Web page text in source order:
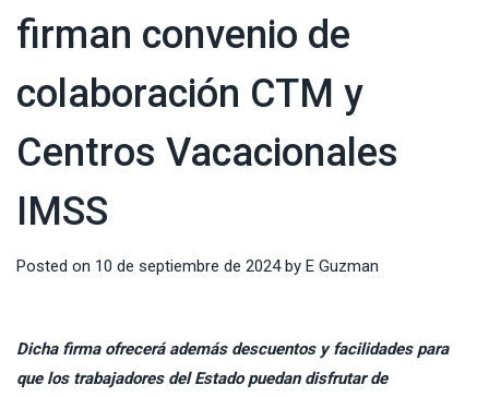
firman convenio de
colaboración CTM y
Centros Vacacionales
IMSS
Posted on 10 de septiembre de 2024by E Guzman
Dicha firma ofrecerá además descuentos y facilidades para
que los trabajadores del Estado puedan disfrutar de